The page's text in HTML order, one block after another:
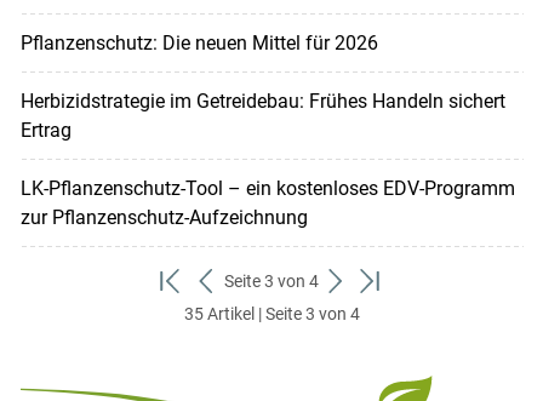
Pflanzenschutz: Die neuen Mittel für 2026
Herbizidstrategie im Getreidebau: Frühes Handeln sichert
Ertrag
LK-Pflanzenschutz-Tool – ein kostenloses EDV-Programm
zur Pflanzenschutz-Aufzeichnung
zum
ersten
zurück
zum
Seite 3 von 4
weiter
zum
zum
35 Artikel | Seite 3 von 4